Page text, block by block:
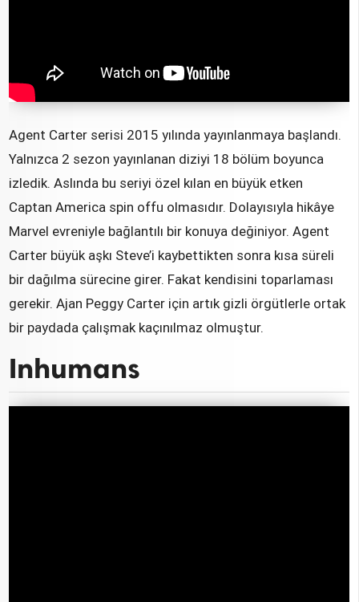
Agent Carter serisi 2015 yılında yayınlanmaya başlandı.
Yalnızca 2 sezon yayınlanan diziyi 18 bölüm boyunca
izledik. Aslında bu seriyi özel kılan en büyük etken
Captan America spin offu olmasıdır. Dolayısıyla hikâye
Marvel evreniyle bağlantılı bir konuya değiniyor. Agent
Carter büyük aşkı Steve’i kaybettikten sonra kısa süreli
bir dağılma sürecine girer. Fakat kendisini toparlaması
gerekir. Ajan Peggy Carter için artık gizli örgütlerle ortak
bir paydada çalışmak kaçınılmaz olmuştur.
Inhumans